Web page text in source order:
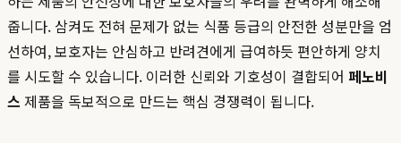
줍니다. 삼켜도 전혀 문제가 없는 식품 등급의 안전한 성분만을 엄
선하여, 보호자는 안심하고 반려견에게 급여하듯 편안하게 양치
를 시도할 수 있습니다. 이러한 신뢰와 기호성이 결합되어 페노비
스 제품을 독보적으로 만드는 핵심 경쟁력이 됩니다.